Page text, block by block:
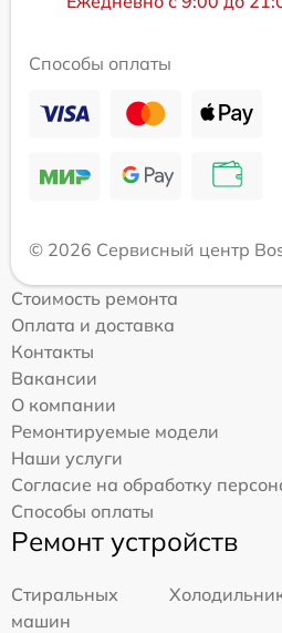
Способы оплаты
© 2026 Сервисный центр
Стоимость ремонта
Оплата и доставка
Контакты
Вакансии
О компании
Ремонтируемые модели
Наши услуги
Согласие на обработку
Способы оплаты
Ремонт устройств
Стиральных
машин